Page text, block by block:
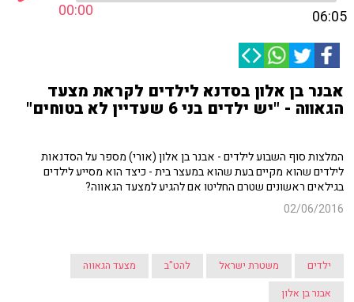
00:00 06:05
אבנר בן אלון בסדנא לילדים לקראת מצעד
הגאווה - "יש ילדים בני 6 שעדיין לא בטוחים"
המלצות סוף השבוע לילדים - אבנר בן אלון (אורי) מספר על הסדנאות
לילדים שהוא מקיים בעת שהוא במעצר בית - כיצד הוא מסייע לילדים
בגילאים ראשונים שטרם החליטו אם להגיע למצעד הגאווה?
02/06/2016
ילדים משטרת ישראל להט"ב
מצעד הגאווה
אבנר בן אלון